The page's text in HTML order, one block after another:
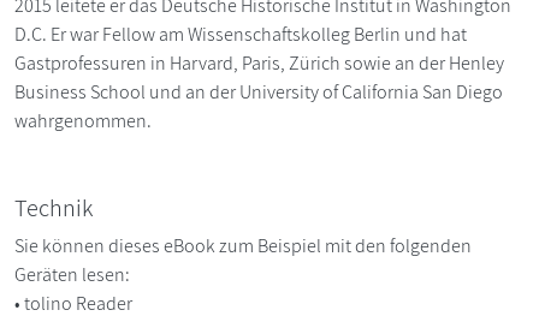
D.C. Er war Fellow am Wissenschaftskolleg Berlin und hat
Gastprofessuren in Harvard, Paris, Zürich sowie an der Henley
Business School und an der University of California San Diego
wahrgenommen.
Technik
Sie können dieses eBook zum Beispiel mit den folgenden
Geräten lesen:
• tolino Reader